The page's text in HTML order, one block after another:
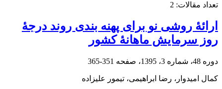
تعداد مقالات: 2
ارائۀ روشی نو برای پهنه ‏بندی روند درجۀ
روز سرمایش ماهانۀ کشور
دوره 48، شماره 3، 1395، صفحه 351-365
کمال امیدوار، رضا ابراهیمی، تیمور علیزاده